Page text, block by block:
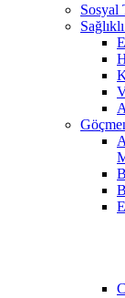
Sosyal